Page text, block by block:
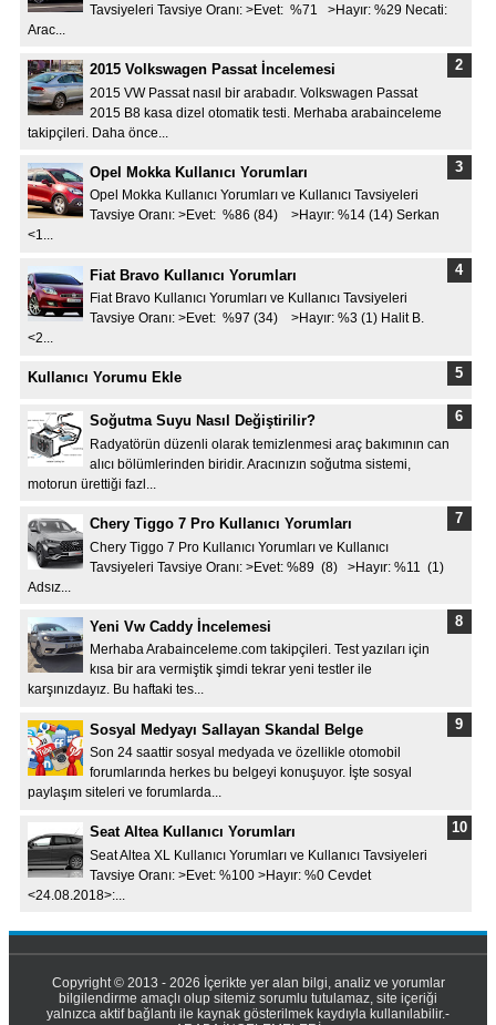
Tavsiyeleri Tavsiye Oranı: >Evet: %71 >Hayır: %29 Necati:
Arac...
2015 Volkswagen Passat İncelemesi
2015 VW Passat nasıl bir arabadır. Volkswagen Passat
2015 B8 kasa dizel otomatik testi. Merhaba arabainceleme
takipçileri. Daha önce...
Opel Mokka Kullanıcı Yorumları
Opel Mokka Kullanıcı Yorumları ve Kullanıcı Tavsiyeleri
Tavsiye Oranı: >Evet: %86 (84) >Hayır: %14 (14) Serkan
<1...
Fiat Bravo Kullanıcı Yorumları
Fiat Bravo Kullanıcı Yorumları ve Kullanıcı Tavsiyeleri
Tavsiye Oranı: >Evet: %97 (34) >Hayır: %3 (1) Halit B.
<2...
Kullanıcı Yorumu Ekle
Soğutma Suyu Nasıl Değiştirilir?
Radyatörün düzenli olarak temizlenmesi araç bakımının can
alıcı bölümlerinden biridir. Aracınızın soğutma sistemi,
motorun ürettiği fazl...
Chery Tiggo 7 Pro Kullanıcı Yorumları
Chery Tiggo 7 Pro Kullanıcı Yorumları ve Kullanıcı
Tavsiyeleri Tavsiye Oranı: >Evet: %89 (8) >Hayır: %11 (1)
Adsız...
Yeni Vw Caddy İncelemesi
Merhaba Arabainceleme.com takipçileri. Test yazıları için
kısa bir ara vermiştik şimdi tekrar yeni testler ile
karşınızdayız. Bu haftaki tes...
Sosyal Medyayı Sallayan Skandal Belge
Son 24 saattir sosyal medyada ve özellikle otomobil
forumlarında herkes bu belgeyi konuşuyor. İşte sosyal
paylaşım siteleri ve forumlarda...
Seat Altea Kullanıcı Yorumları
Seat Altea XL Kullanıcı Yorumları ve Kullanıcı Tavsiyeleri
Tavsiye Oranı: >Evet: %100 >Hayır: %0 Cevdet
<24.08.2018>:...
Copyright © 2013 - 2026 İçerikte yer alan bilgi, analiz ve yorumlar
bilgilendirme amaçlı olup sitemiz sorumlu tutulamaz, site içeriği
yalnızca aktif bağlantı ile kaynak gösterilmek kaydıyla kullanılabilir.-